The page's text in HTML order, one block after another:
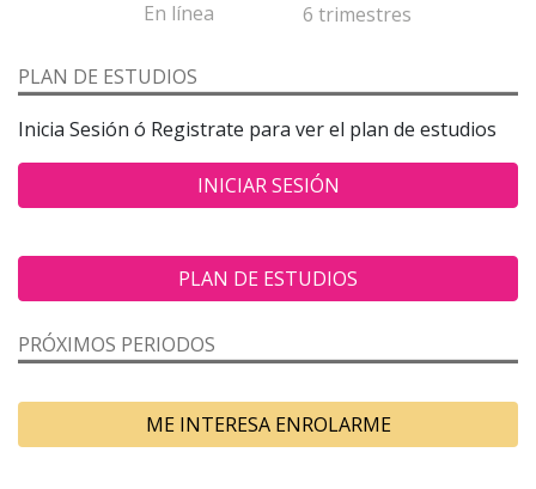
En línea 6 trimestres
PLAN DE ESTUDIOS
Inicia Sesión ó Registrate para ver el plan de estudios
INICIAR SESIÓN
PLAN DE ESTUDIOS
PRÓXIMOS PERIODOS
ME INTERESA ENROLARME